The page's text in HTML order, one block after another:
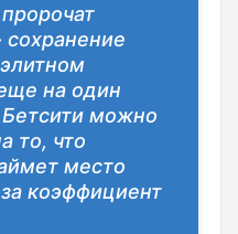
сохранение
на один
можно
то, что
место
коэффициент